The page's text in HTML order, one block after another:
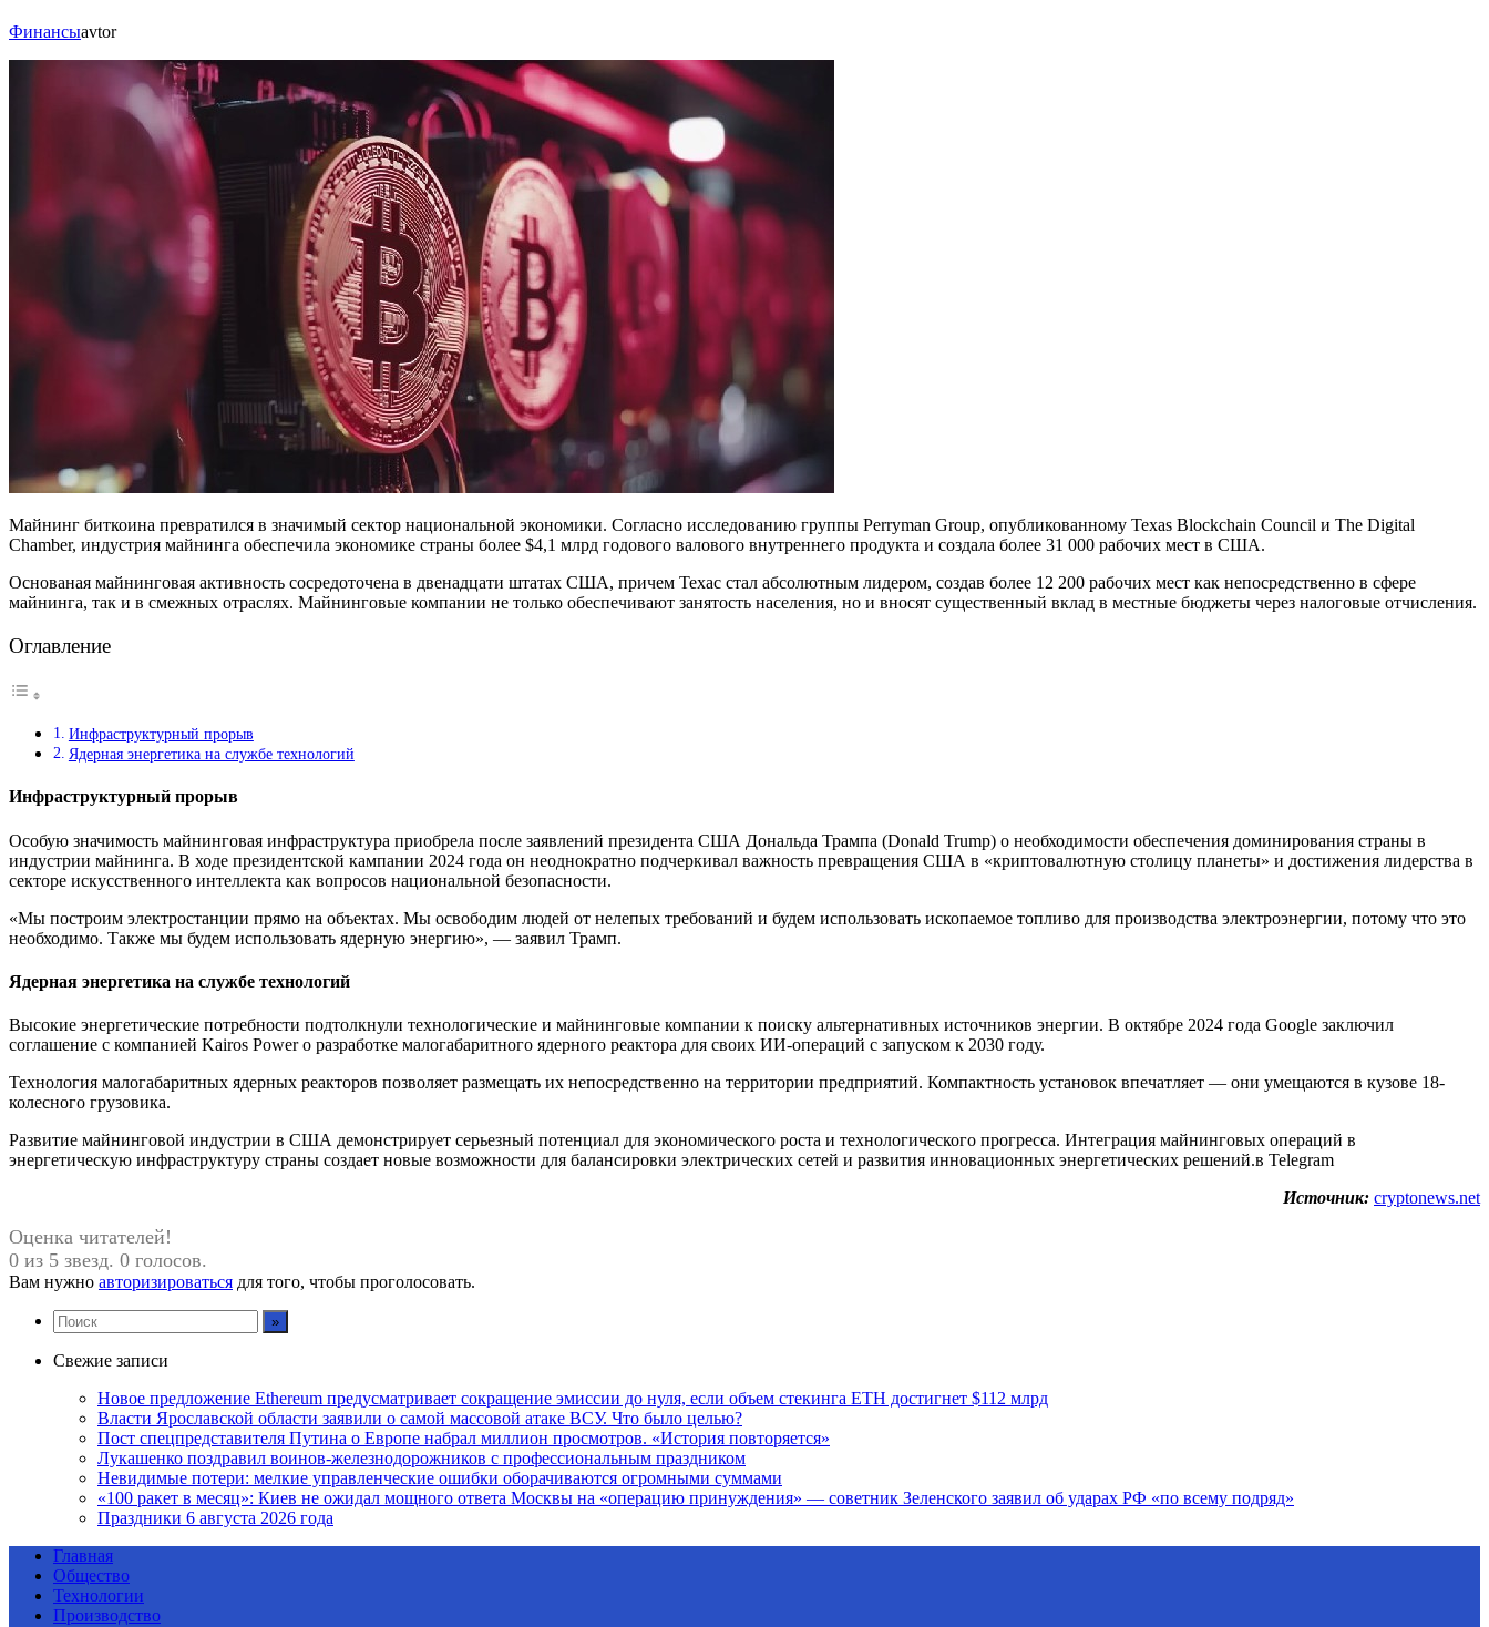
Финансыavtor
Майнинг биткоина превратился в значимый сектор национальной экономики. Согласно исследованию группы Perryman Group, опубликованному Texas Blockchain Council и The Digital
Chamber, индустрия майнинга обеспечила экономике страны более $4,1 млрд годового валового внутреннего продукта и создала более 31 000 рабочих мест в США.
Основаная майнинговая активность сосредоточена в двенадцати штатах США, причем Техас стал абсолютным лидером, создав более 12 200 рабочих мест как непосредственно в сфере
майнинга, так и в смежных отраслях. Майнинговые компании не только обеспечивают занятость населения, но и вносят существенный вклад в местные бюджеты через налоговые отчисления.
Оглавление
Инфраструктурный прорыв
Ядерная энергетика на службе технологий
Инфраструктурный прорыв
Особую значимость майнинговая инфраструктура приобрела после заявлений президента США Дональда Трампа (Donald Trump) о необходимости обеспечения доминирования страны в
индустрии майнинга. В ходе президентской кампании 2024 года он неоднократно подчеркивал важность превращения США в «криптовалютную столицу планеты» и достижения лидерства в
секторе искусственного интеллекта как вопросов национальной безопасности.
«Мы построим электростанции прямо на объектах. Мы освободим людей от нелепых требований и будем использовать ископаемое топливо для производства электроэнергии, потому что это
необходимо. Также мы будем использовать ядерную энергию», — заявил Трамп.
Ядерная энергетика на службе технологий
Высокие энергетические потребности подтолкнули технологические и майнинговые компании к поиску альтернативных источников энергии. В октябре 2024 года Google заключил
соглашение с компанией Kairos Power о разработке малогабаритного ядерного реактора для своих ИИ-операций с запуском к 2030 году.
Технология малогабаритных ядерных реакторов позволяет размещать их непосредственно на территории предприятий. Компактность установок впечатляет — они умещаются в кузове 18-
колесного грузовика.
Развитие майнинговой индустрии в США демонстрирует серьезный потенциал для экономического роста и технологического прогресса. Интеграция майнинговых операций в
энергетическую инфраструктуру страны создает новые возможности для балансировки электрических сетей и развития инновационных энергетических решений.в Telegram
Источник: cryptonews.net
Оценка читателей!
0 из 5 звезд. 0 голосов.
Вам нужно авторизироваться для того, чтобы проголосовать.
Свежие записи
Новое предложение Ethereum предусматривает сокращение эмиссии до нуля, если объем стекинга ETH достигнет $112 млрд
Власти Ярославской области заявили о самой массовой атаке ВСУ. Что было целью?
Пост спецпредставителя Путина о Европе набрал миллион просмотров. «История повторяется»
Лукашенко поздравил воинов-железнодорожников с профессиональным праздником
Невидимые потери: мелкие управленческие ошибки оборачиваются огромными суммами
«100 ракет в месяц»: Киев не ожидал мощного ответа Москвы на «операцию принуждения» — советник Зеленского заявил об ударах РФ «по всему подряд»
Праздники 6 августа 2026 года
Главная
Общество
Технологии
Производство